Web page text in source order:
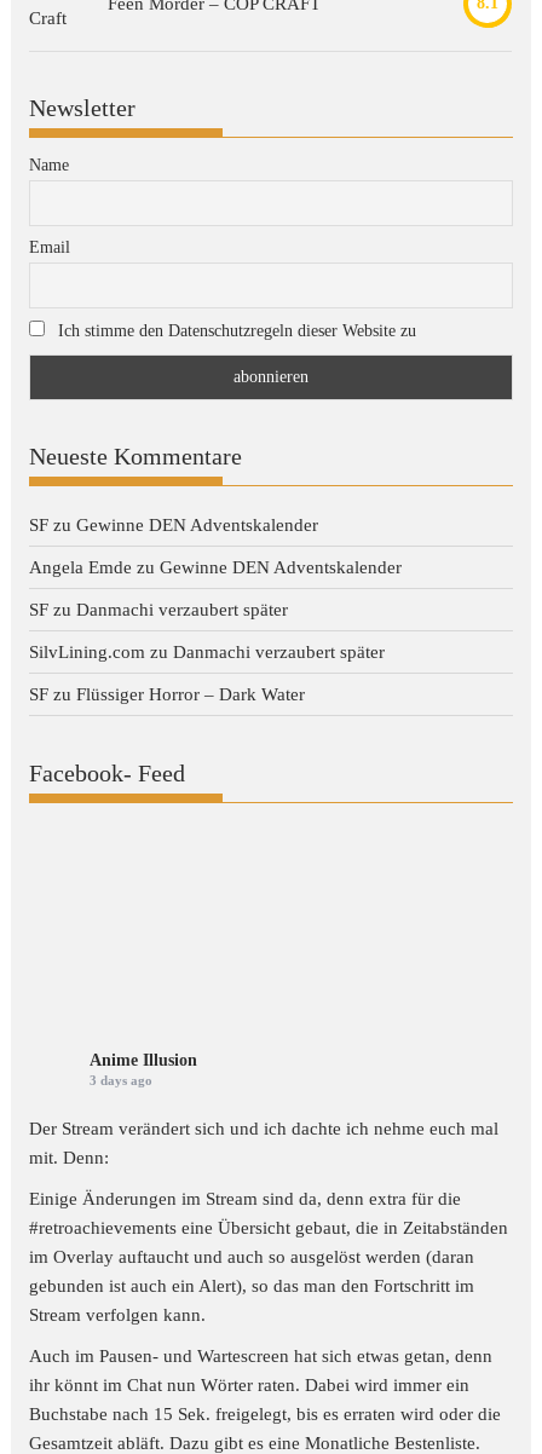
Newsletter
Name
Email
Ich stimme den Datenschutzregeln dieser Website zu
Neueste Kommentare
SF zuGewinne DEN Adventskalender
Angela Emde zuGewinne DEN Adventskalender
SF zuDanmachi verzaubert später
SilvLining.com zuDanmachi verzaubert später
SF zuFlüssiger Horror – Dark Water
Facebook- Feed
Anime Illusion
3 days ago
Der Stream verändert sich und ich dachte ich nehme euch mal
mit. Denn:
Einige Änderungen im Stream sind da, denn extra für die
#retroachievements eine Übersicht gebaut, die in Zeitabständen
im Overlay auftaucht und auch so ausgelöst werden (daran
gebunden ist auch ein Alert), so das man den Fortschritt im
Stream verfolgen kann.
Auch im Pausen- und Wartescreen hat sich etwas getan, denn
ihr könnt im Chat nun Wörter raten. Dabei wird immer ein
Buchstabe nach 15 Sek. freigelegt, bis es erraten wird oder die
Gesamtzeit abläft. Dazu gibt es eine Monatliche Bestenliste.